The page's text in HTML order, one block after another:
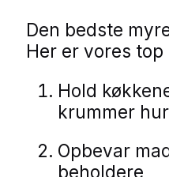
Den bedste
Her er vores
Hold
krummer
Opbevar
beholdere